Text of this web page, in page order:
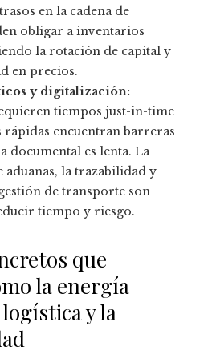
en la cadena de
obligar a inventarios
la rotación de capital y
en precios.
y digitalización:
tiempos just-in-time
rápidas encuentran barreras
documental es lenta. La
la trazabilidad y
de transporte son
tiempo y riesgo.
que
la energía
y la